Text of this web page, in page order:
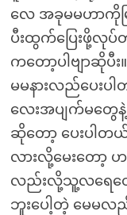
လေ အခုမမဟာကိုမ
ပီးထွက်ပြေးဖို့လု
ကတော့ပါဗျာဆိုပီ
မမနားလည်ပေး
လေးအပျက်မတွ
ဆိုတော့ ပေးပါတ
လားလို့မေးတော့ ဟ
လည်းလို့သူ့လရေတွေ
ဘူးပေါ့တဲ့ မေမ